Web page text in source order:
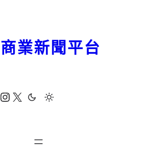
Instagram X
業新聞平台